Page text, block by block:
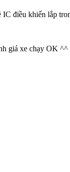
điều khiển lắp
giá xe chạy OK ^^